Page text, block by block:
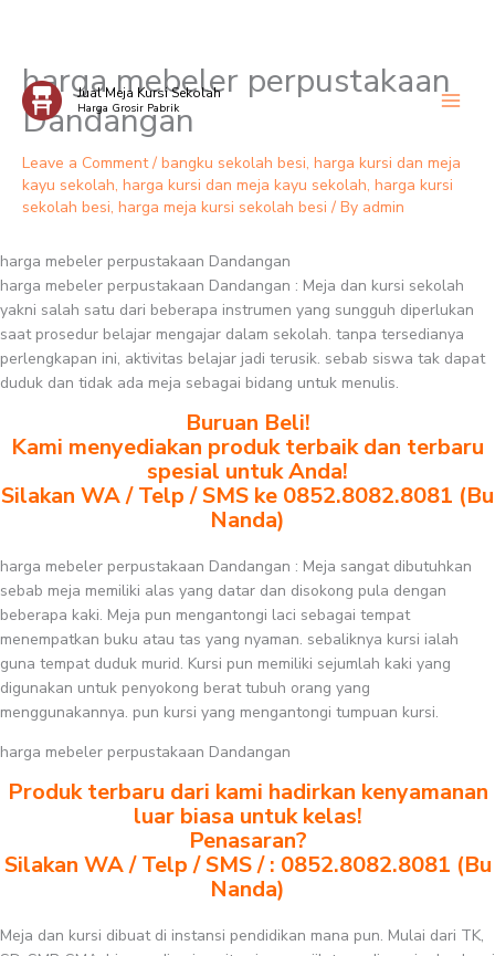
Skip
content
Jual Meja Kursi Sekolah
Harga Grosir Pabrik
harga mebeler perpustakaan
Dandangan
Leave a Comment / bangku sekolah besi, harga kursi dan meja
kayu sekolah, harga kursi dan meja kayu sekolah, harga kursi
sekolah besi, harga meja kursi sekolah besi / By admin
harga mebeler perpustakaan Dandangan
harga mebeler perpustakaan Dandangan : Meja dan kursi sekolah
yakni salah satu dari beberapa instrumen yang sungguh diperlukan
saat prosedur belajar mengajar dalam sekolah. tanpa tersedianya
perlengkapan ini, aktivitas belajar jadi terusik. sebab siswa tak dapat
duduk dan tidak ada meja sebagai bidang untuk menulis.
Buruan Beli!
Kami menyediakan produk terbaik dan terbaru
spesial untuk Anda!
Silakan WA / Telp / SMS ke 0852.8082.8081 (Bu
Nanda)
harga mebeler perpustakaan Dandangan : Meja sangat dibutuhkan
sebab meja memiliki alas yang datar dan disokong pula dengan
beberapa kaki. Meja pun mengantongi laci sebagai tempat
menempatkan buku atau tas yang nyaman. sebaliknya kursi ialah
guna tempat duduk murid. Kursi pun memiliki sejumlah kaki yang
digunakan untuk penyokong berat tubuh orang yang
menggunakannya. pun kursi yang mengantongi tumpuan kursi.
harga mebeler perpustakaan Dandangan
Produk terbaru dari kami hadirkan kenyamanan
luar biasa untuk kelas!
Penasaran?
Silakan WA / Telp / SMS / : 0852.8082.8081 (Bu
Nanda)
Meja dan kursi dibuat di instansi pendidikan mana pun. Mulai dari TK,